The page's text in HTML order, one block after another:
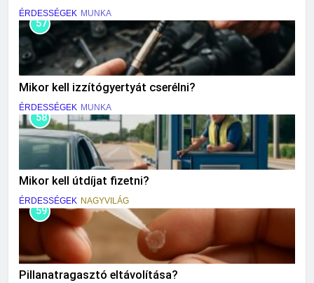
ÉRDESSÉGEK MUNKA
57
Mikor kell izzítógyertyát cserélni?
ÉRDESSÉGEK MUNKA
58
Mikor kell útdíjat fizetni?
ÉRDESSÉGEK NAGYVILÁG
59
Pillanatragasztó eltávolítása?